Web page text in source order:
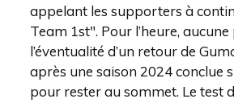
appelant les supporters à
Team 1st". Pour l’heure,
l’éventualité d’un retour de
après une saison 2024 conclue
pour rester au sommet. Le test